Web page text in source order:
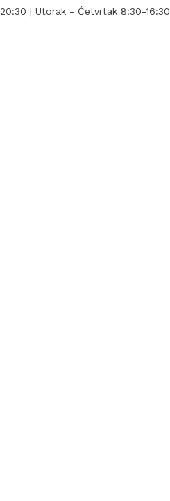
| Utorak - Ćetvrtak 8:30-16:30